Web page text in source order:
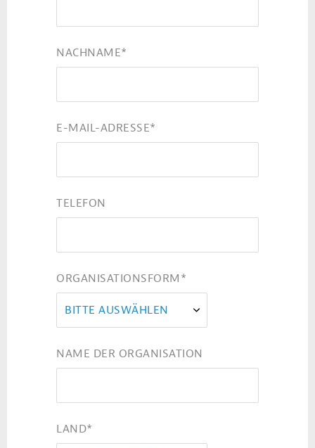
NACHNAME*
E-MAIL-ADRESSE*
TELEFON
ORGANISATIONSFORM *
BITTE AUSWÄHLEN
NAME DER ORGANISATION
LAND*